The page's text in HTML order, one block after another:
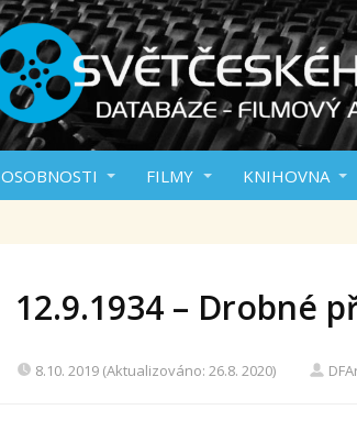
OSOBNOSTI FILMY KNIHOVNA
12.9.1934 – Drobné
8.10. 2019 (Aktualizováno: 26.8. 2020)